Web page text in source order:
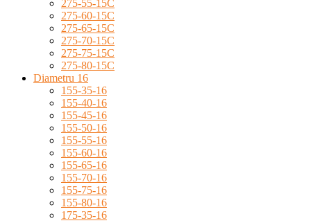
275-55-15C
275-60-15C
275-65-15C
275-70-15C
275-75-15C
275-80-15C
Diametru 16
155-35-16
155-40-16
155-45-16
155-50-16
155-55-16
155-60-16
155-65-16
155-70-16
155-75-16
155-80-16
175-35-16